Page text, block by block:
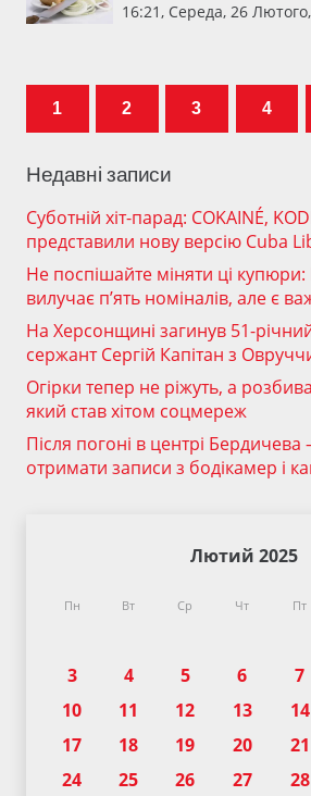
16:21, Середа, 26
1 2 3 4
Недавні записи
Суботній хіт-парад: COKAINÉ,
представили нову версію Cuba
Не поспішайте міняти ці
вилучає п’ять номіналів, але є
На Херсонщині загинув 51-
сержант Сергій Капітан з
Огірки тепер не ріжуть, а
який став хітом соцмереж
Після погоні в центрі
отримати записи з бодікамер і
Лютий 2025
Пн Вт Ср Чт Пт
3
4 5 6 7
10
11 12 13 14
17
18 19 20 21
24
25 26 27 28